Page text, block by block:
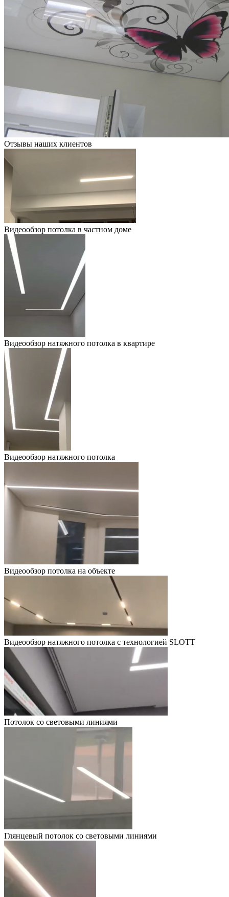
Отзывы наших клиентов
Видеообзор потолка в частном доме
Видеообзор натяжного потолка в квартире
Видеообзор натяжного потолка
Видеообзор потолка на объекте
Видеообзор натяжного потолка с технологией SLOTT
Потолок со световыми линиями
Глянцевый потолок со световыми линиями